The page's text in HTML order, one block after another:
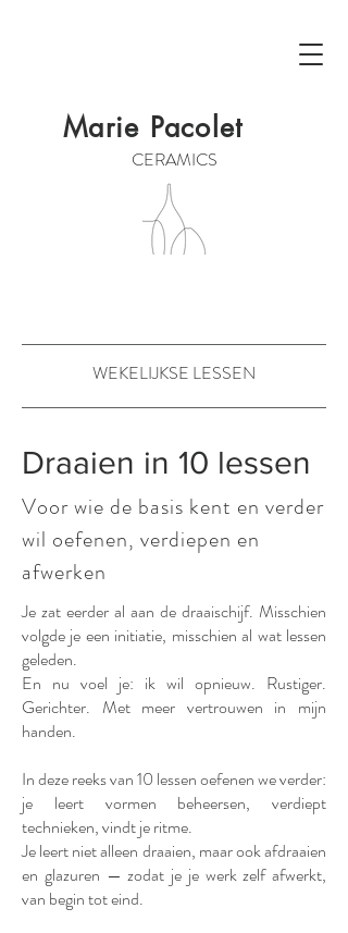
Marie Pacolet
CERAMICS
WEKELIJKSE LESSEN
Draaien in 10 lessen
Voor wie de basis kent en verder
wil oefenen, verdiepen en
afwerken
Je zat eerder al aan de draaischijf. Misschien
volgde je een initiatie, misschien al wat lessen
geleden.
En nu voel je: ik wil opnieuw. Rustiger.
Gerichter. Met meer vertrouwen in mijn
handen.
In deze reeks van 10 lessen oefenen we verder:
je leert vormen beheersen, verdiept
technieken, vindt je ritme.
Je leert niet alleen draaien, maar ook afdraaien
en glazuren — zodat je je werk zelf afwerkt,
van begin tot eind.